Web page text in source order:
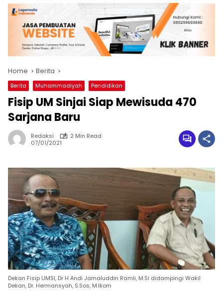
Home Berita
Berita Muhammadiyah Pendidikan
Fisip UM Sinjai Siap Mewisuda 470
Sarjana Baru
Redaksi
2 Min Read
07/01/2021
Dekan Fisip UMSI, Dr H Andi Jamaluddin Ramli, M.Si didampingi Wakil
Dekan, Dr. Hermansyah, S.Sos, M.Ikom